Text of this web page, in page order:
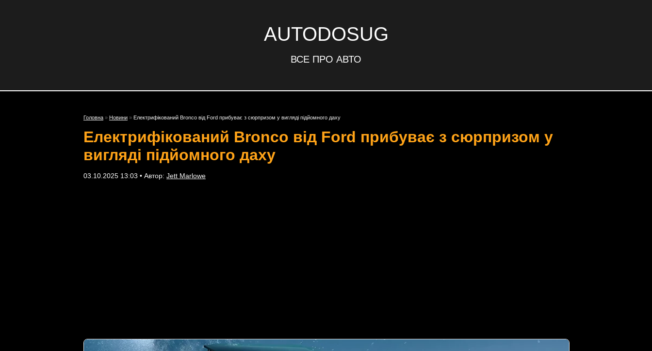
AUTODOSUG
ВСЕ ПРО АВТО
Головна » Новини » Електрифікований Bronco від Ford прибуває з сюрпризом у вигляді підйомного даху
Електрифікований Bronco від Ford прибуває з сюрпризом у
вигляді підйомного даху
03.10.2025 13:03 • Автор: Jett Marlowe